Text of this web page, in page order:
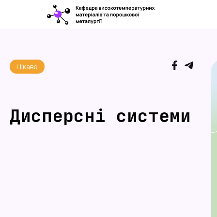
Цікаве
Дисперсні системи